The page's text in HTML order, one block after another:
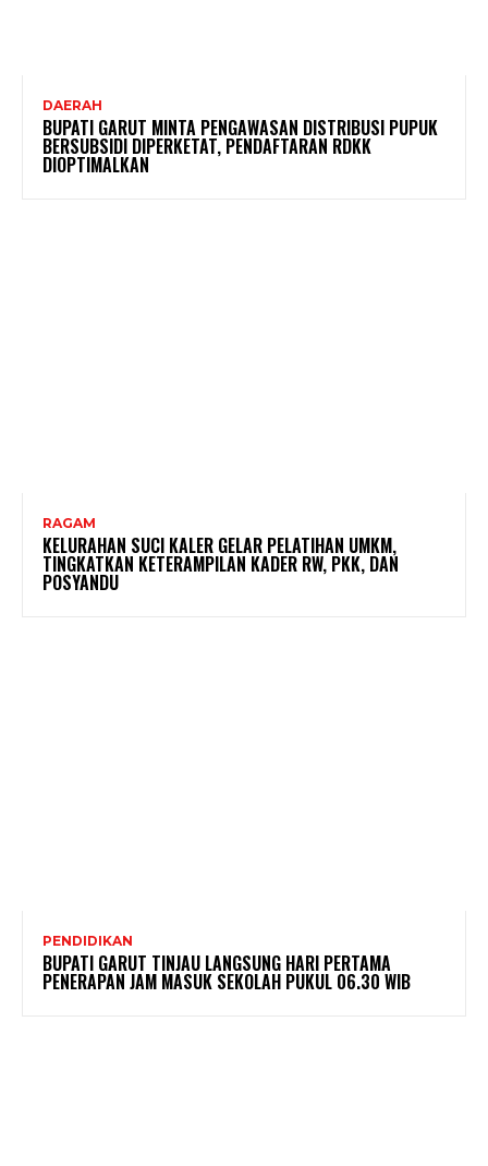
DAERAH
BUPATI GARUT MINTA PENGAWASAN DISTRIBUSI PUPUK
BERSUBSIDI DIPERKETAT, PENDAFTARAN RDKK
DIOPTIMALKAN
RAGAM
KELURAHAN SUCI KALER GELAR PELATIHAN UMKM,
TINGKATKAN KETERAMPILAN KADER RW, PKK, DAN
POSYANDU
PENDIDIKAN
BUPATI GARUT TINJAU LANGSUNG HARI PERTAMA
PENERAPAN JAM MASUK SEKOLAH PUKUL 06.30 WIB